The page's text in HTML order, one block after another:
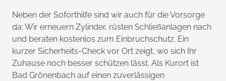
Neben der Soforthilfe sind wir auch für die Vorsorge
da: Wir erneuern Zylinder, rüsten Schließanlagen nach
und beraten kostenlos zum Einbruchschutz. Ein
kurzer Sicherheits-Check vor Ort zeigt, wo sich Ihr
Zuhause noch besser schützen lässt. Als Kurort ist
Bad Grönenbach auf einen zuverlässigen